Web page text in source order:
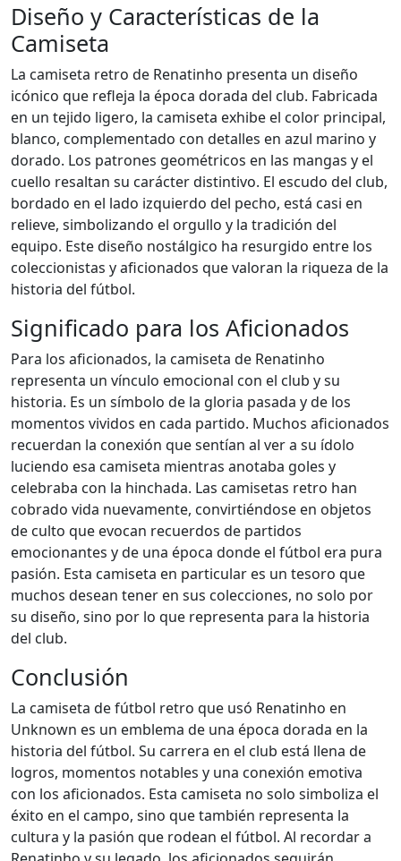
Diseño y Características de la
Camiseta
La camiseta retro de Renatinho presenta un diseño
icónico que refleja la época dorada del club. Fabricada
en un tejido ligero, la camiseta exhibe el color principal,
blanco, complementado con detalles en azul marino y
dorado. Los patrones geométricos en las mangas y el
cuello resaltan su carácter distintivo. El escudo del club,
bordado en el lado izquierdo del pecho, está casi en
relieve, simbolizando el orgullo y la tradición del
equipo. Este diseño nostálgico ha resurgido entre los
coleccionistas y aficionados que valoran la riqueza de la
historia del fútbol.
Significado para los Aficionados
Para los aficionados, la camiseta de Renatinho
representa un vínculo emocional con el club y su
historia. Es un símbolo de la gloria pasada y de los
momentos vividos en cada partido. Muchos aficionados
recuerdan la conexión que sentían al ver a su ídolo
luciendo esa camiseta mientras anotaba goles y
celebraba con la hinchada. Las camisetas retro han
cobrado vida nuevamente, convirtiéndose en objetos
de culto que evocan recuerdos de partidos
emocionantes y de una época donde el fútbol era pura
pasión. Esta camiseta en particular es un tesoro que
muchos desean tener en sus colecciones, no solo por
su diseño, sino por lo que representa para la historia
del club.
Conclusión
La camiseta de fútbol retro que usó Renatinho en
Unknown es un emblema de una época dorada en la
historia del fútbol. Su carrera en el club está llena de
logros, momentos notables y una conexión emotiva
con los aficionados. Esta camiseta no solo simboliza el
éxito en el campo, sino que también representa la
cultura y la pasión que rodean el fútbol. Al recordar a